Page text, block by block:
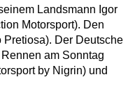
Landsmann Igor
Motorsport). Den
Der Deutsche
am Sonntag
by Nigrin) und